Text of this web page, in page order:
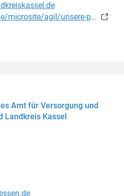
www.landkreiskassel.de/microsite/agil/unsere-projekte/frauen-und-beruf/angebote/aktive-elternzeit.php
Amt für Versorgung und
Landkreis Kassel